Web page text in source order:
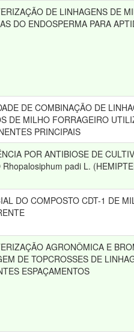
DE LINHAGENS DE
DO ENDOSPERMA PARA
DE COMBINAÇÃO DE
DE MILHO FORRAGEIRO
PRINCIPAIS
POR ANTIBIOSE DE
Rhopalosiphum padi L.
DO COMPOSTO CDT-1 DE
AGRONÔMICA E
DE TOPCROSSES DE
ESPAÇAMENTOS